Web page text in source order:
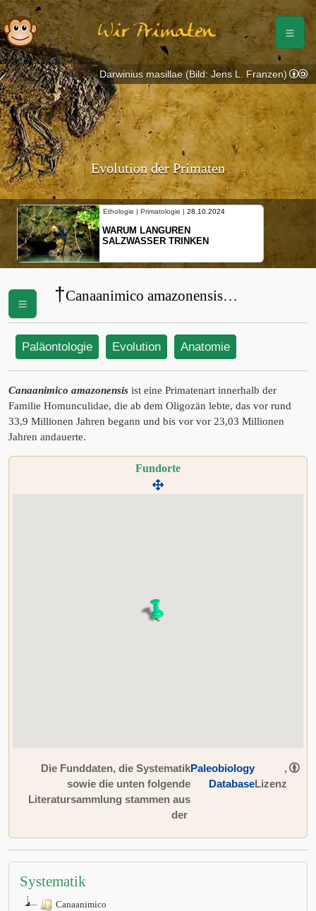
Wir Primaten
Evolution der Primaten
Ethologie | Primatologie | 28.10.2024
WARUM LANGUREN
SALZWASSER TRINKEN
Darwinius masillae (Bild: Jens L. Franzen)
†Canaanimico amazonensis
Paläontologie Evolution Anatomie
Canaanimico amazonensis ist eine Primatenart innerhalb der
Familie Homunculidae, die ab dem Oligozän lebte, das vor rund
33,9 Millionen Jahren begann und bis vor vor 23,03 Millionen
Jahren andauerte.
Fundorte
Die Funddaten, die Systematik
sowie die unten folgende
Literatursammlung stammen aus
der
Paleobiology
Database
,
Lizenz
Systematik
Canaanimico